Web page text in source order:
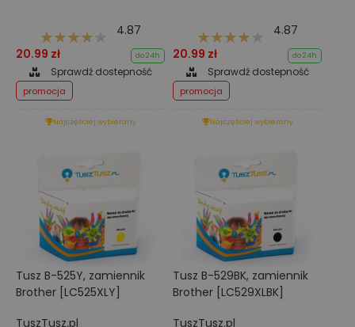
4.87
20.99 zł
do 24h
Sprawdź dostepność
promocja
4.87
20.99 zł
do 24h
Sprawdź dostepność
promocja
Najczęściej wybierany
Tusz B-525Y, zamiennik
Brother [LC525XLY]
TuszTusz.pl
Najczęściej wybierany
Tusz B-529BK, zamiennik
Brother [LC529XLBK]
TuszTusz.pl